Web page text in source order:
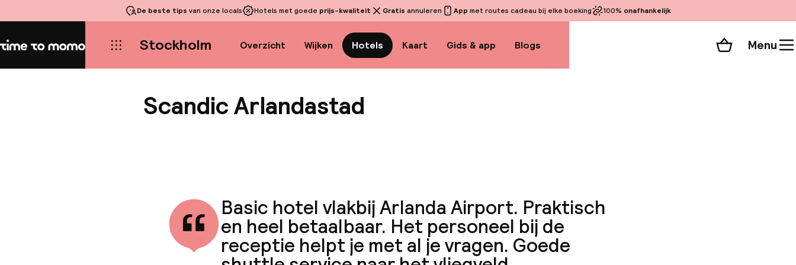
De beste tips van onze locals Hotels met goede prijs-kwaliteit Gratis annuleren App met routes cadeau bij elke boeking 100% onafhankelijk
Home Stockholm Overzicht Wijken Hotels Kaart Gids & app Blogs Winkelmand
Menu
Scandic Arlandastad
Basic hotel vlakbij Arlanda Airport. Praktisch
en heel betaalbaar. Het personeel bij de
receptie helpt je met al je vragen. Goede